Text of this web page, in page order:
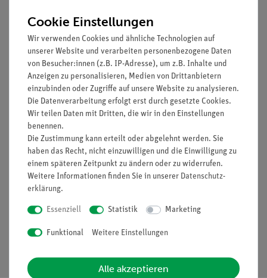
Artikel-Nr.:35018-71
SeeGreen™ Agarose
Tabs™, 3-in-1 Agarose
Tabletten, für Gel-
Elektrophorese, für 16
Gele
54,00 €
Übungsgele aus
Silikon, 10 Stück, zum
Pipettieren,
wiederverwendbar
Cookie Einstellungen
Wir verwenden Cookies und ähnliche Technologien auf
unserer Website und verarbeiten personenbezogene Daten
von Besucher:innen (z.B. IP-Adresse), um z.B. Inhalte und
Anzeigen zu personalisieren, Medien von Drittanbietern
einzubinden oder Zugriffe auf unsere Website zu analysieren.
Die Datenverarbeitung erfolgt erst durch gesetzte Cookies.
Wir teilen Daten mit Dritten, die wir in den Einstellungen
benennen.
Die Zustimmung kann erteilt oder abgelehnt werden. Sie
haben das Recht, nicht einzuwilligen und die Einwilligung zu
einem späteren Zeitpunkt zu ändern oder zu widerrufen.
Weitere Informationen finden Sie in unserer Daten­schutz­
erklärung.
Essenziell Statistik Marketing
Funktional Weitere Einstellungen
Alle akzeptieren